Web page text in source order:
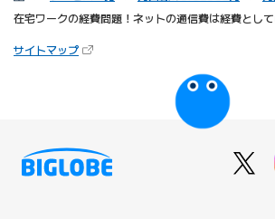
在宅ワークの経費問題！ネットの通信費は経費とし
サイトマップ（新しいタブで開きます）